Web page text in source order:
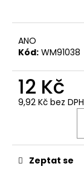
ANO
Kód: WM91038
12 Kč
9,92 Kč bez DPH
Zeptat se
D
o
p
o
č
u